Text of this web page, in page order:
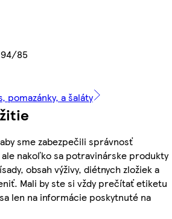
85
pomazánky, a šaláty
sme zabezpečili správnosť
nakoľko sa potravinárske produkty
obsah výživy, diétnych zložiek a
Mali by ste si vždy prečítať etiketu
len na informácie poskytnuté na